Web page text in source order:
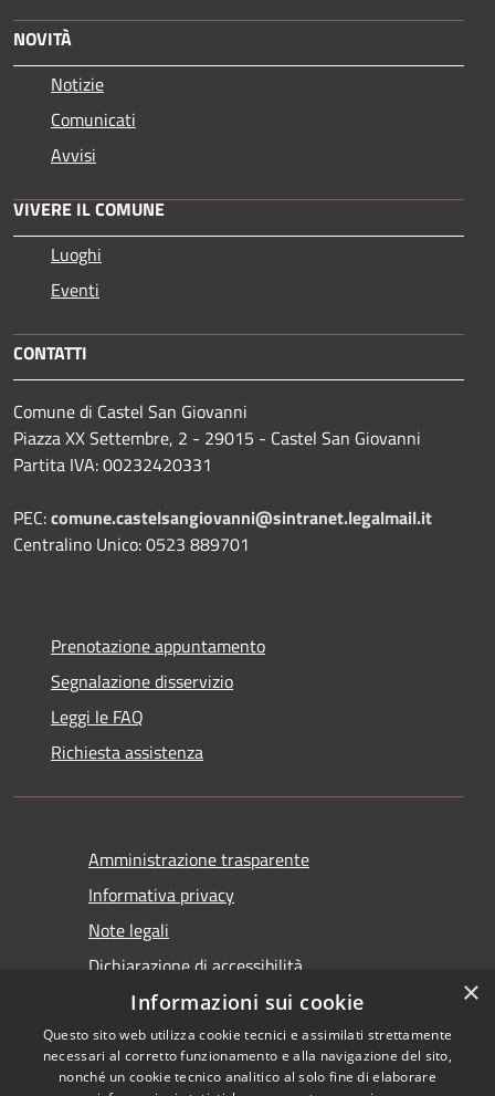
NOVITÀ
Notizie
Comunicati
Avvisi
VIVERE IL COMUNE
Luoghi
Eventi
CONTATTI
Comune di Castel San Giovanni
Piazza XX Settembre, 2 - 29015 - Castel San Giovanni
Partita IVA: 00232420331
PEC:comune.castelsangiovanni@sintranet.legalmail.it
Centralino Unico: 0523 889701
Prenotazione appuntamento
Segnalazione disservizio
Leggi le FAQ
Richiesta assistenza
Amministrazione trasparente
Informativa privacy
Note legali
Dichiarazione di accessibilità
×
Informazioni sui cookie
Questo sito web utilizza cookie tecnici e assimilati strettamente
necessari al corretto funzionamento e alla navigazione del sito,
nonché un cookie tecnico analitico al solo fine di elaborare